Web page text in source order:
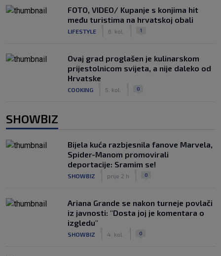
FOTO, VIDEO/ Kupanje s konjima hit
među turistima na hrvatskoj obali
LIFESTYLE 6. kol. 1
Ovaj grad proglašen je kulinarskom
prijestolnicom svijeta, a nije daleko od
Hrvatske
COOKING 5. kol. 0
SHOWBIZ
Bijela kuća razbjesnila fanove Marvela,
Spider-Manom promovirali
deportacije: Sramim se!
SHOWBIZ prije 2 h 0
Ariana Grande se nakon turneje povlači
iz javnosti: "Dosta joj je komentara o
izgledu"
SHOWBIZ 4. kol. 0